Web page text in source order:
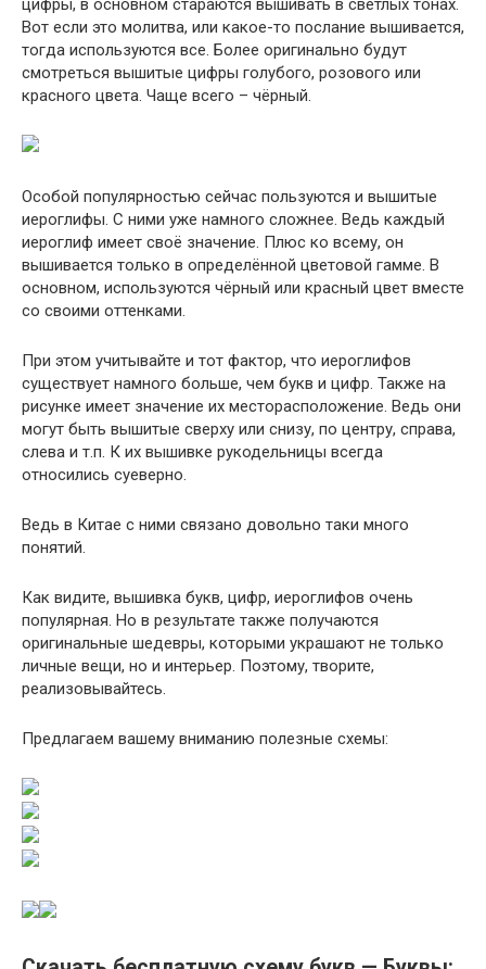
цифры, в основном стараются вышивать в светлых тонах.
Вот если это молитва, или какое-то послание вышивается,
тогда используются все. Более оригинально будут
смотреться вышитые цифры голубого, розового или
красного цвета. Чаще всего – чёрный.
Особой популярностью сейчас пользуются и вышитые
иероглифы. С ними уже намного сложнее. Ведь каждый
иероглиф имеет своё значение. Плюс ко всему, он
вышивается только в определённой цветовой гамме. В
основном, используются чёрный или красный цвет вместе
со своими оттенками.
При этом учитывайте и тот фактор, что иероглифов
существует намного больше, чем букв и цифр. Также на
рисунке имеет значение их месторасположение. Ведь они
могут быть вышитые сверху или снизу, по центру, справа,
слева и т.п. К их вышивке рукодельницы всегда
относились суеверно.
Ведь в Китае с ними связано довольно таки много
понятий.
Как видите, вышивка букв, цифр, иероглифов очень
популярная. Но в результате также получаются
оригинальные шедевры, которыми украшают не только
личные вещи, но и интерьер. Поэтому, творите,
реализовывайтесь.
Предлагаем вашему вниманию полезные схемы: